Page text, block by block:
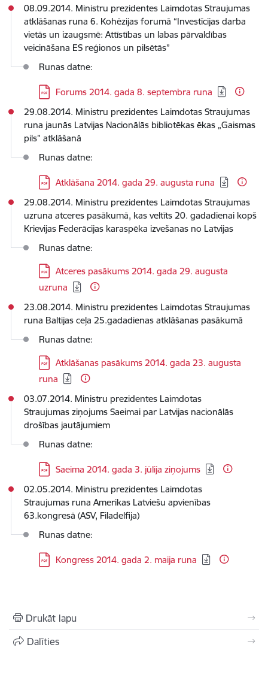
08.09.2014. Ministru prezidentes Laimdotas Straujumas
atklāšanas runa 6. Kohēzijas forumā “Investīcijas darba
vietās un izaugsmē: Attīstības un labas pārvaldības
veicināšana ES reģionos un pilsētās”
Runas datne:
Lejupielādēt:
Forums 2014. gada 8. septembra runa
29.08.2014. Ministru prezidentes Laimdotas Straujumas
runa jaunās Latvijas Nacionālās bibliotēkas ēkas „Gaismas
pils” atklāšanā
Runas datne:
Lejupielādēt:
Atklāšana 2014. gada 29. augusta runa
29.08.2014. Ministru prezidentes Laimdotas Straujumas
uzruna atceres pasākumā, kas veltīts 20. gadadienai kopš
Krievijas Federācijas karaspēka izvešanas no Latvijas
Runas datne:
Lejupielādēt:
Atceres pasākums 2014. gada 29. augusta
uzruna
23.08.2014. Ministru prezidentes Laimdotas Straujumas
runa Baltijas ceļa 25.gadadienas atklāšanas pasākumā
Runas datne:
Lejupielādēt:
Atklāšanas pasākums 2014. gada 23. augusta
runa
03.07.2014. Ministru prezidentes Laimdotas
Straujumas ziņojums Saeimai par Latvijas nacionālās
drošības jautājumiem
Runas datne:
Lejupielādēt:
Saeima 2014. gada 3. jūlija ziņojums
02.05.2014. Ministru prezidentes Laimdotas
Straujumas runa Amerikas Latviešu apvienības
63.kongresā (ASV, Filadelfija)
Runas datne:
Lejupielādēt:
Kongress 2014. gada 2. maija runa
Drukāt lapu
Dalīties